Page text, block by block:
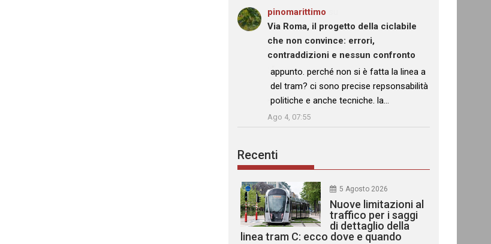
pinomarittimo
Via Roma, il progetto della ciclabile
che non convince: errori,
contraddizioni e nessun confronto
: “
appunto. perché non si è fatta la linea a
del tram? ci sono precise repsonsabilità
politiche e anche tecniche. la…
Ago 4, 07:55
Recenti
5 Agosto 2026
Nuove limitazioni al
traffico per i saggi
di dettaglio della
linea tram C: ecco dove e quando